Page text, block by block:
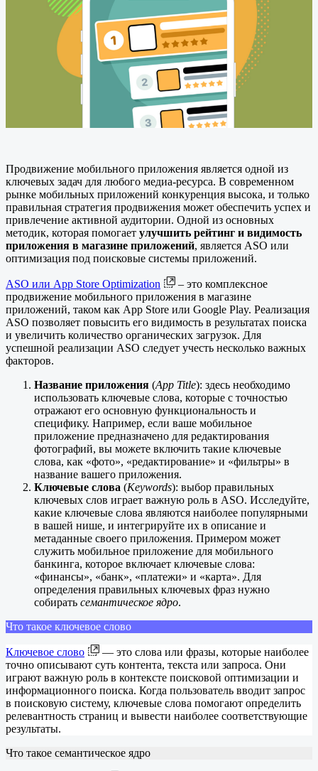
Продвижение мобильного приложения является одной из
ключевых задач для любого медиа-ресурса. В современном
рынке мобильных приложений конкуренция высока, и только
правильная стратегия продвижения может обеспечить успех и
привлечение активной аудитории. Одной из основных
методик, которая помогает улучшить рейтинг и видимость
приложения в магазине приложений, является ASO или
оптимизация под поисковые системы приложений.
ASO или App Store Optimization
– это комплексное
продвижение мобильного приложения в магазине
приложений, таком как App Store или Google Play. Реализация
ASO позволяет повысить его видимость в результатах поиска
и увеличить количество органических загрузок. Для
успешной реализации ASO следует учесть несколько важных
факторов.
Название приложения (App Title): здесь необходимо
использовать ключевые слова, которые с точностью
отражают его основную функциональность и
специфику. Например, если ваше мобильное
приложение предназначено для редактирования
фотографий, вы можете включить такие ключевые
слова, как «фото», «редактирование» и «фильтры» в
название вашего приложения.
Ключевые слова (Keywords): выбор правильных
ключевых слов играет важную роль в ASO. Исследуйте,
какие ключевые слова являются наиболее популярными
в вашей нише, и интегрируйте их в описание и
метаданные своего приложения. Примером может
служить мобильное приложение для мобильного
банкинга, которое включает ключевые слова:
«финансы», «банк», «платежи» и «карта». Для
определения правильных ключевых фраз нужно
собирать семантическое ядро.
Что такое ключевое слово
Ключевое слово
— это слова или фразы, которые наиболее
точно описывают суть контента, текста или запроса. Они
играют важную роль в контексте поисковой оптимизации и
информационного поиска. Когда пользователь вводит запрос
в поисковую систему, ключевые слова помогают определить
релевантность страниц и вывести наиболее соответствующие
результаты.
Что такое семантическое ядро